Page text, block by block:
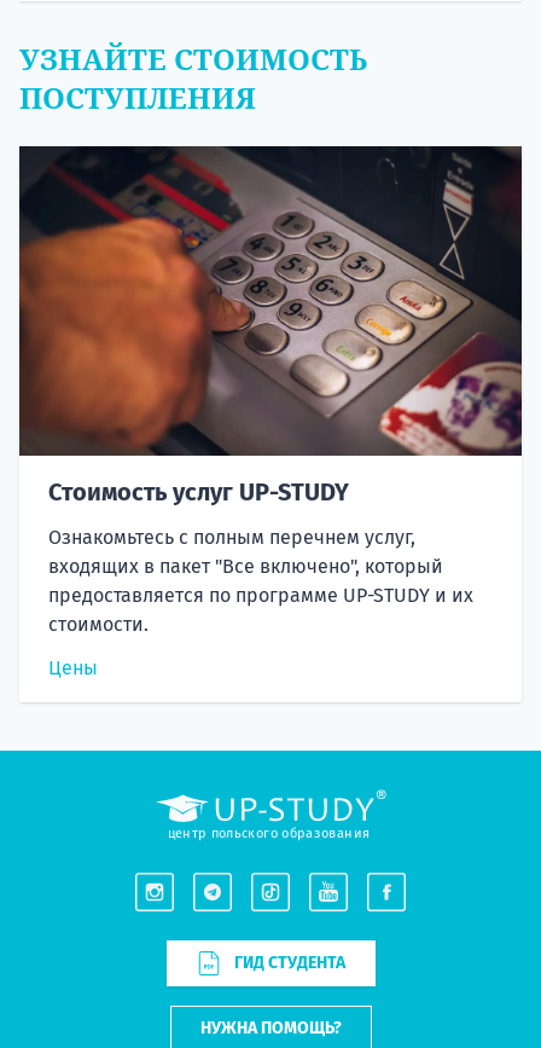
УЗНАЙТЕ СТОИМОСТЬ
ПОСТУПЛЕНИЯ
Стоимость услуг UP-STUDY
Ознакомьтесь с полным перечнем услуг,
входящих в пакет "Все включено", который
предоставляется по программе UP-STUDY и их
стоимости.
Цены
центр польского образования
ГИД СТУДЕНТА
НУЖНА ПОМОЩЬ?